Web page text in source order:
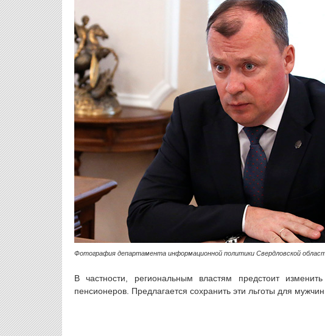
Фотография департамента информационной политики Свердловской
В частности, региональным властям предстоит
пенсионеров. Предлагается сохранить эти льготы для